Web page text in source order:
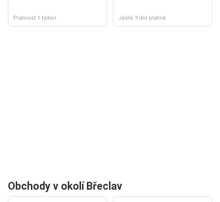
Platnost 1 týden Ještě 3 dní platné
Obchody v okolí Břeclav